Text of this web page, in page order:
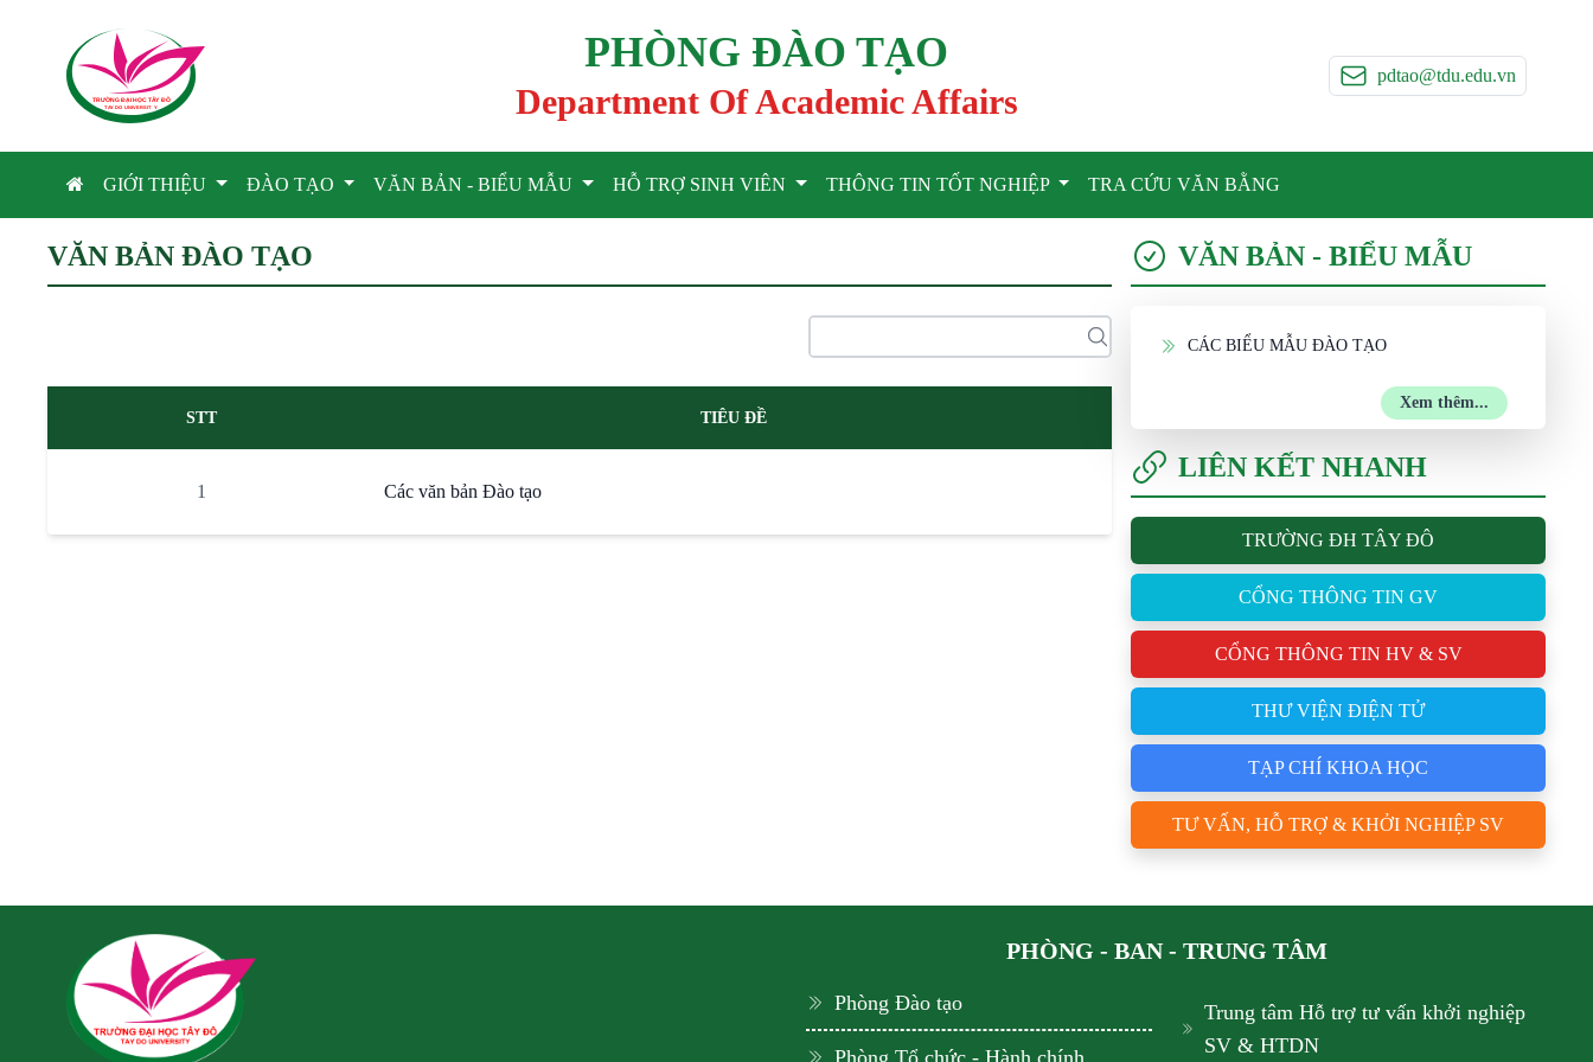
TRƯỜNG ĐẠI HỌC TÂY ĐÔ
TAY DO UNIVERSIT Y
PHÒNG ĐÀO TẠO
Department Of Academic Affairs
pdtao@tdu.edu.vn
GIỚI THIỆU ĐÀO TẠO VĂN BẢN - BIỂU MẪU HỖ TRỢ SINH VIÊN THÔNG TIN TỐT NGHIỆP TRA CỨU VĂN BẰNG
VĂN BẢN ĐÀO TẠO
STT TIÊU ĐỀ
1 Các văn bản Đào tạo
VĂN BẢN - BIỂU MẪU
CÁC BIỂU MẪU ĐÀO TẠO
Xem thêm...
LIÊN KẾT NHANH
TRƯỜNG ĐH TÂY ĐÔ
CỔNG THÔNG TIN GV
CỔNG THÔNG TIN HV & SV
THƯ VIỆN ĐIỆN TỬ
TẠP CHÍ KHOA HỌC
TƯ VẤN, HỖ TRỢ & KHỞI NGHIỆP SV
PHÒNG - BAN - TRUNG TÂM
Phòng Đào tạo
Phòng Tổ chức - Hành chính
Trung tâm Hỗ trợ tư vấn khởi nghiệp
SV & HTDN